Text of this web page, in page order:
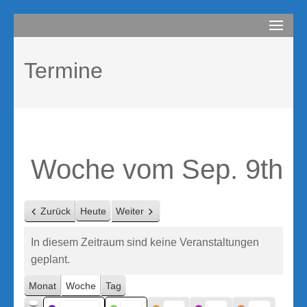
Inhalt
(Enter
drücken)
compurem
Termine
Woche vom Sep. 9th
Zurück Heute Weiter
In diesem Zeitraum sind keine Veranstaltungen
geplant.
Monat Woche Tag